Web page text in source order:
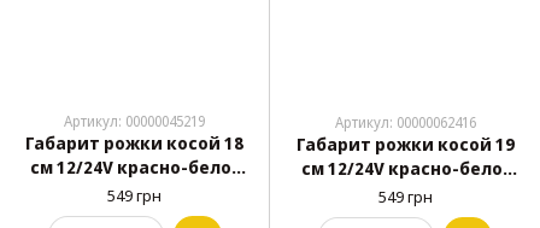
Артикул: 00000045219
Габарит рожки косой 18
см 12/24V красно-бело-
жёлтый 1+1+2 LED Ceray
Л-093 2 шт
549 грн
Артикул: 00000062416
Габарит рожки косой 19
см 12/24V красно-бело-
жёлтый 2+2+4 LED 2 шт
549 грн